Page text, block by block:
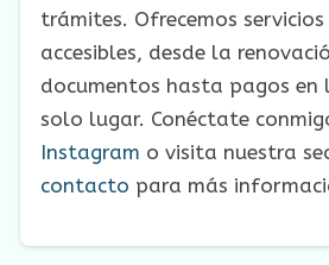
trámites. Ofrecemos
accesibles, desde la
documentos hasta pagos en
solo lugar. Conéctate
Instagram o visita nuestra
contacto para más